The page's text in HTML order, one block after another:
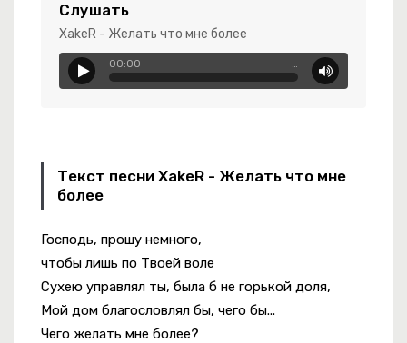
Слушать
XakeR - Желать что мне более
00:00 …
Текст песни XakeR - Желать что мне
более
Господь, прошу немного,
чтобы лишь по Твоей воле
Сухею управлял ты, была б не горькой доля,
Мой дом благословлял бы, чего бы...
Чего желать мне более?
Bad Girl